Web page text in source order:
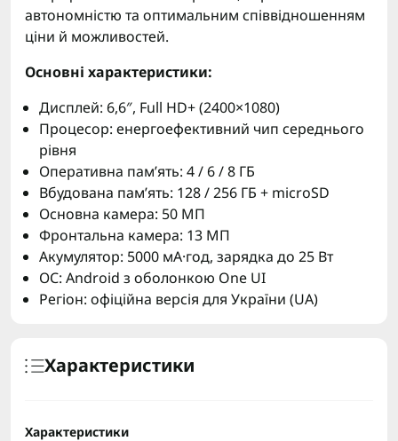
автономністю та оптимальним співвідношенням
ціни й можливостей.
Основні характеристики:
Дисплей: 6,6″, Full HD+ (2400×1080)
Процесор: енергоефективний чип середнього
рівня
Оперативна пам’ять: 4 / 6 / 8 ГБ
Вбудована пам’ять: 128 / 256 ГБ + microSD
Основна камера: 50 МП
Фронтальна камера: 13 МП
Акумулятор: 5000 мА·год, зарядка до 25 Вт
ОС: Android з оболонкою One UI
Регіон: офіційна версія для України (UA)
Характеристики
Характеристики